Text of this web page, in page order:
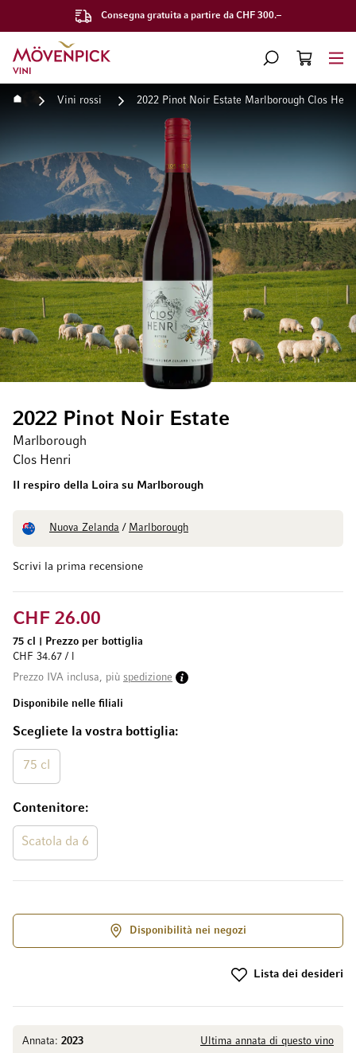
Consegna gratuita a partire da CHF 300.–
Vai alla Home Page
CERCA
CART
Home Vini rossi 2022 Pinot Noir Estate Marlborough Clos Henri
Scrivi la prima recensione
2022 Pinot Noir Estate
Marlborough
Clos Henri
Il respiro della Loira su Marlborough
Nuova Zelanda / Marlborough
Annata: 2023 Ultima annata di questo vino
Scegliete la vostra bottiglia
75 cl
Contenitore
Scatola da 6
CHF 26.00
75 cl
Prezzo per bottiglia
CHF 34.67 / l
Prezzo IVA inclusa, più spedizione
Disponibile nelle filiali
Disponibilità nei negozi
Lista dei desideri
Vai alla fine della galleria di immagini